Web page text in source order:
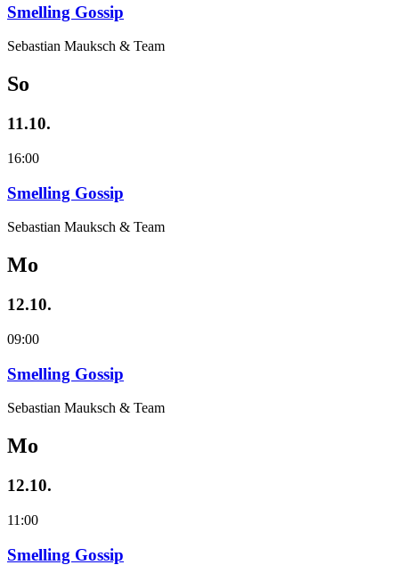
Smelling Gossip
Sebastian Mauksch & Team
So
11.10.
16:00
Smelling Gossip
Sebastian Mauksch & Team
Mo
12.10.
09:00
Smelling Gossip
Sebastian Mauksch & Team
Mo
12.10.
11:00
Smelling Gossip